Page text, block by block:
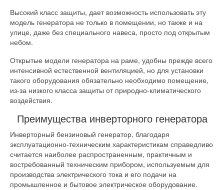
Высокий класс защиты, дает возможность использовать эту
модель генератора не только в помещении, но также и на
улице, даже без специального навеса, просто под открытым
небом.
Открытые модели генератора на раме, удобны прежде всего
интенсивной естественной вентиляцией, но для установки
такого оборудования обязательно необходимо помещение,
из-за низкого класса защиты от природно-климатического
воздействия.
Преимущества инверторного генератора
Инверторный бензиновый генератор, благодаря
эксплуатационно-техническим характеристикам справедливо
считается наиболее распространенным, практичным и
востребованный техническим прибором, используемым для
производства электрического тока и его подачи на
промышленное и бытовое электрическое оборудование.